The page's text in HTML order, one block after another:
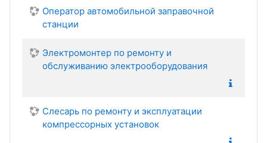
Оператор автомобильной заправочной
станции
Электромонтер по ремонту и
обслуживанию электрооборудования
Слесарь по ремонту и эксплуатации
компрессорных установок